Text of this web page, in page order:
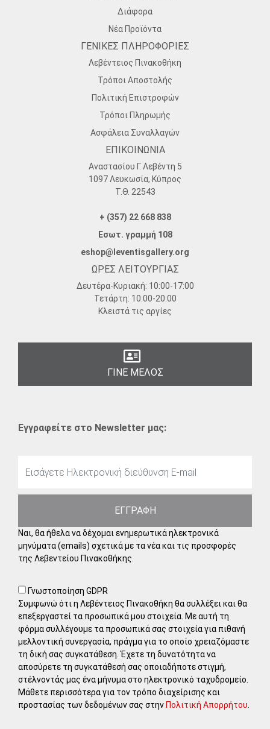
Διάφορα
Νέα Προϊόντα
ΓΕΝΙΚΕΣ ΠΛΗΡΟΦΟΡΙΕΣ
Λεβέντειος Πινακοθήκη
Τρόποι Αποστολής
Πολιτική Επιστροφών
Τρόποι Πληρωμής
Ασφάλεια Συναλλαγών
ΕΠΙΚΟΙΝΩΝΙΑ
Αναστασίου Γ. Λεβέντη 5
1097 Λευκωσία, Κύπρος
Τ.Θ. 22543
+ (357) 22 668 838
Εσωτ. γραμμή 108
eshop@leventisgallery.org
ΩΡΕΣ ΛΕΙΤΟΥΡΓΙΑΣ
Δευτέρα-Κυριακή: 10:00-17:00
Τετάρτη: 10:00-20:00
Κλειστά τις αργίες
ΓΙΝΕ ΜΕΛΟΣ
Εγγραφείτε στο Newsletter μας:
ΕΓΓΡΑΦΗ
Ναι, θα ήθελα να δέχομαι ενημερωτικά ηλεκτρονικά
μηνύματα (emails) σχετικά με τα νέα και τις προσφορές
της Λεβεντείου Πινακοθήκης.
Γνωστοποίηση GDPR
Συμφωνώ ότι η Λεβέντειος Πινακοθήκη θα συλλέξει και θα
επεξεργαστεί τα προσωπικά μου στοιχεία. Με αυτή τη
φόρμα συλλέγουμε τα προσωπικά σας στοιχεία για πιθανή
μελλοντική συνεργασία, πράγμα για το οποίο χρειαζόμαστε
τη δική σας συγκατάθεση. Έχετε τη δυνατότητα να
αποσύρετε τη συγκατάθεσή σας οποιαδήποτε στιγμή,
στέλνοντάς μας ένα μήνυμα στο ηλεκτρονικό ταχυδρομείο.
Μάθετε περισσότερα για τον τρόπο διαχείρισης και
προστασίας των δεδομένων σας στην Πολιτική Απορρήτου.